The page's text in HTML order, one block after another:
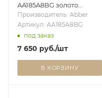
AA185A8BG золото
брашированное
Производитель: Abber
Артикул: AA185A8BG
под заказ
7 650 руб./шт
В КОРЗИНУ